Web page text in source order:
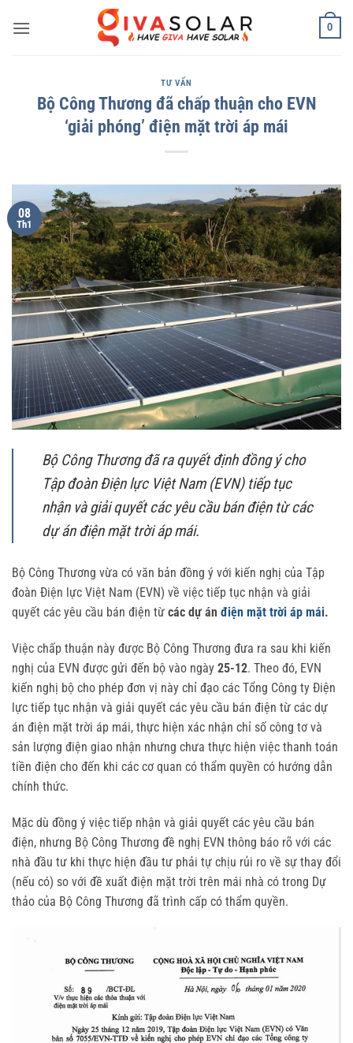
qua
0
TƯ VẤN
Bộ Công Thương đã chấp thuận cho EVN
‘giải phóng’ điện mặt trời áp mái
08
Th1
Bộ Công Thương đã ra quyết định đồng ý cho
Tập đoàn Điện lực Việt Nam (EVN) tiếp tục
nhận và giải quyết các yêu cầu bán điện từ các
dự án điện mặt trời áp mái.
Bộ Công Thương vừa có văn bản đồng ý với kiến nghị của Tập
đoàn Điện lực Việt Nam (EVN) về việc tiếp tục nhận và giải
quyết các yêu cầu bán điện từ các dự án điện mặt trời áp mái.
Việc chấp thuận này được Bộ Công Thương đưa ra sau khi kiến
nghị của EVN được gửi đến bộ vào ngày 25-12. Theo đó, EVN
kiến nghị bộ cho phép đơn vị này chỉ đạo các Tổng Công ty Điện
lực tiếp tục nhận và giải quyết các yêu cầu bán điện từ các dự
án điện mặt trời áp mái, thực hiện xác nhận chỉ số công tơ và
sản lượng điện giao nhận nhưng chưa thực hiện việc thanh toán
tiền điện cho đến khi các cơ quan có thẩm quyền có hướng dẫn
chính thức.
Mặc dù đồng ý việc tiếp nhận và giải quyết các yêu cầu bán
điện, nhưng Bộ Công Thương đề nghị EVN thông báo rõ với các
nhà đầu tư khi thực hiện đầu tư phải tự chịu rủi ro về sự thay đổi
(nếu có) so với đề xuất điện mặt trời trên mái nhà có trong Dự
thảo của Bộ Công Thương đã trình cấp có thẩm quyền.